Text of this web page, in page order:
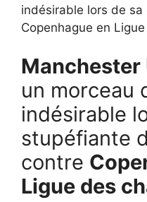
indésirable lors de
Copenhague en
Manchester
un morceau
indésirable
stupéfiante
contre
Ligue des